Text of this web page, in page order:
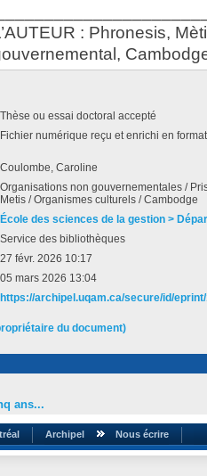
: Phronesis,
Thèse ou essai doctoral accepté
Fichier numérique reçu et enrichi en
Coulombe, Caroline
Organisations non gouvernementales /
Metis / Organismes culturels / Cambodge
École des sciences de la gestion >
Service des bibliothèques
27 févr. 2026 10:17
05 mars 2026 13:04
https://archipel.uqam.ca/secure/id/
du document)
ans...
Archipel Nous écrire